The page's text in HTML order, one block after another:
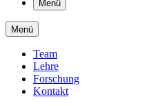
Menü
Menü
Team
Lehre
Forschung
Kontakt